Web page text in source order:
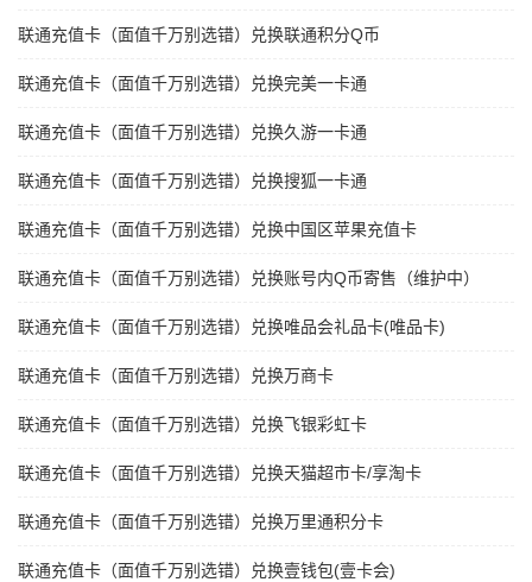
联通充值卡（面值千万别选错）兑换联通积分Q币
联通充值卡（面值千万别选错）兑换完美一卡通
联通充值卡（面值千万别选错）兑换久游一卡通
联通充值卡（面值千万别选错）兑换搜狐一卡通
联通充值卡（面值千万别选错）兑换中国区苹果充值卡
联通充值卡（面值千万别选错）兑换账号内Q币寄售（维护中）
联通充值卡（面值千万别选错）兑换唯品会礼品卡(唯品卡)
联通充值卡（面值千万别选错）兑换万商卡
联通充值卡（面值千万别选错）兑换飞银彩虹卡
联通充值卡（面值千万别选错）兑换天猫超市卡/享淘卡
联通充值卡（面值千万别选错）兑换万里通积分卡
联通充值卡（面值千万别选错）兑换壹钱包(壹卡会)